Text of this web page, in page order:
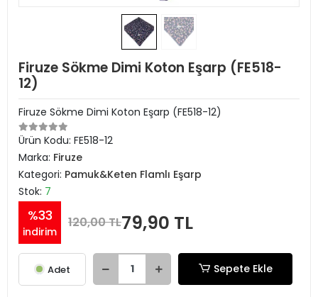
Firuze Sökme Dimi Koton Eşarp (FE518-
12)
Firuze Sökme Dimi Koton Eşarp (FE518-12)
Ürün Kodu: FE518-12
Marka: Firuze
Kategori: Pamuk&Keten Flamlı Eşarp
Stok: 7
%33
indirim
120,00 TL79,90 TL
Adet Sepete Ekle